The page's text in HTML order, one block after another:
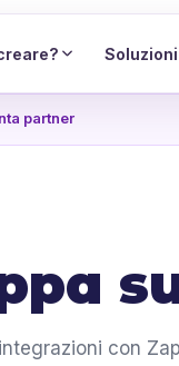
partner
con